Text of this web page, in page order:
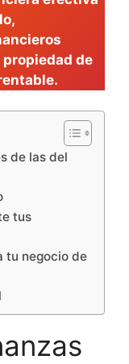
de
de las del
tus
tu negocio de